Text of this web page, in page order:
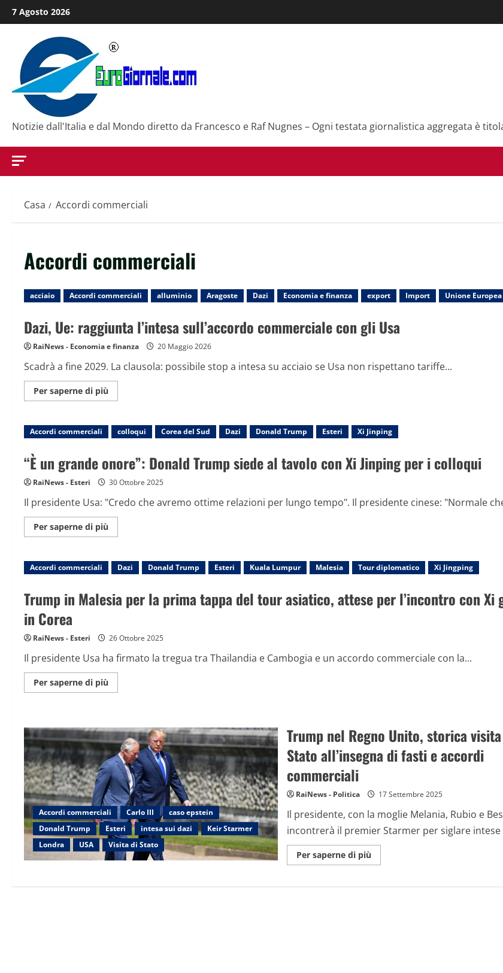
Salta
al
contenuto
7 Agosto 2026
Notizie dall'Italia e dal Mondo diretto da Francesco e Raf Nugnes – Ogni testata giornalistica aggregata è
Casa Accordi commerciali
Accordi commerciali
acciaio Accordi commerciali alluminio Aragoste Dazi Economia e finanza export Import Unione Europea
Dazi, Ue: raggiunta l’intesa sull’accordo commerciale con gli Usa
RaiNews - Economia e finanza 20 Maggio 2026
Scadrà a fine 2029. La clausola: possibile stop a intesa su acciaio se Usa non rispettano tariffe...
Per saperne di più
informazioni
Ue:
raggiunta
l’intesa
commerciale
con
Usa
Accordi commerciali colloqui Corea del Sud Dazi Donald Trump Esteri Xi Jinping
“È un grande onore”: Donald Trump siede al tavolo con Xi Jinping per i colloqui
RaiNews - Esteri 30 Ottobre 2025
Il presidente Usa: "Credo che avremo ottime relazioni per lungo tempo". Il presidente cinese: "Normale
Per saperne di più
informazioni
un
grande
onore”:
Trump
siede
al
Xi
Jinping
per
i
Accordi commerciali Dazi Donald Trump Esteri Kuala Lumpur Malesia Tour diplomatico Xi Jingping
Trump in Malesia per la prima tappa del tour asiatico, attese per l’incontro con Xi
in Corea
RaiNews - Esteri 26 Ottobre 2025
Il presidente Usa ha firmato la tregua tra Thailandia e Cambogia e un accordo commerciale con la...
Per saperne di più
informazioni
per
la
prima
tappa
del
tour
asiatico,
attese
per
l’incontro
con
Xi
giovedì
in
Corea
Accordi commerciali Carlo III
caso epstein
Donald Trump
Esteri intesa sui dazi
Keir Starmer
Londra
USA Visita di Stato
Trump nel Regno Unito, storica
Stato all’insegna di fasti e accordi
commerciali
RaiNews - Politica 17 Settembre 2025
Il presidente, con la moglie Melania, Rubio e
incontrerà il premier Starmer per siglare intese
Per saperne di piùMaggiori
informazioni